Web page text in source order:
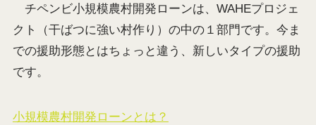
チペンビ小規模農村開発ローンは、WAHEプロジェ
クト（干ばつに強い村作り）の中の１部門です。今ま
での援助形態とはちょっと違う、新しいタイプの援助
です。
小規模農村開発ローンとは？